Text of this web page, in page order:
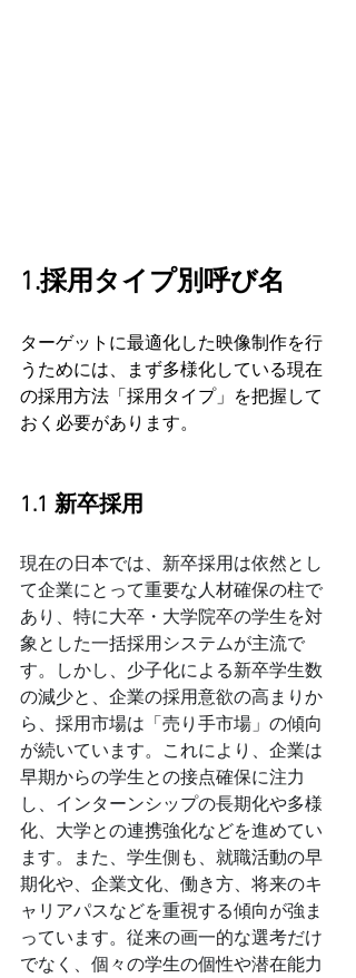
1.採用タイプ別呼び名
ターゲットに最適化した映像制作を行
うためには、まず多様化している現在
の採用方法「採用タイプ」を把握して
おく必要があります。
1.1 新卒採用
現在の日本では、新卒採用は依然とし
て企業にとって重要な人材確保の柱で
あり、特に大卒・大学院卒の学生を対
象とした一括採用システムが主流で
す。しかし、少子化による新卒学生数
の減少と、企業の採用意欲の高まりか
ら、採用市場は「売り手市場」の傾向
が続いています。これにより、企業は
早期からの学生との接点確保に注力
し、インターンシップの長期化や多様
化、大学との連携強化などを進めてい
ます。また、学生側も、就職活動の早
期化や、企業文化、働き方、将来のキ
ャリアパスなどを重視する傾向が強ま
っています。従来の画一的な選考だけ
でなく、個々の学生の個性や潜在能力